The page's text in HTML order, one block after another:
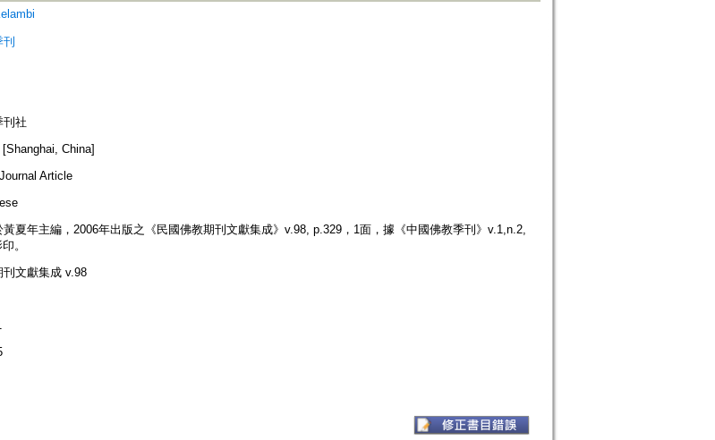
刊社
China]
Article
黃夏年主編，2006年出版之《民國佛教期刊文獻集成》v.98, p.329，1面，據《中國佛教季刊》v.1,n.2,
。
刊文獻集成 v.98